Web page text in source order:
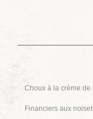
Choux à la crème de
Financiers aux